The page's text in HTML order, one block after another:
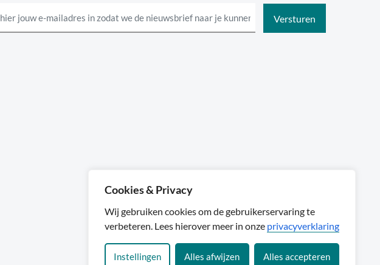
Cookies & Privacy
Wij gebruiken cookies om de gebruikerservaring te
verbeteren. Lees hierover meer in onze privacyverklaring
Instellingen Alles afwijzen Alles accepteren
Sylta